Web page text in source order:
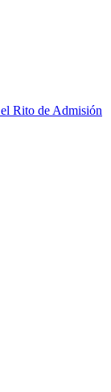
Rito de Admisión